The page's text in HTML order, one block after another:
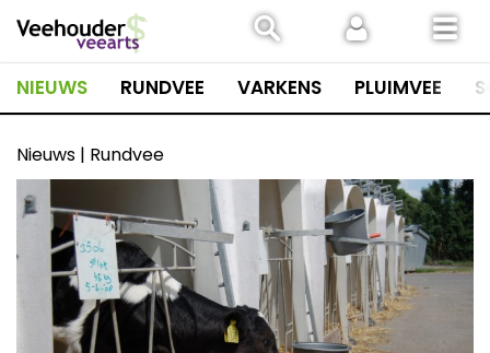
naar
inhoud
NIEUWS RUNDVEE VARKENS PLUIMVEE
Nieuws | Rundvee